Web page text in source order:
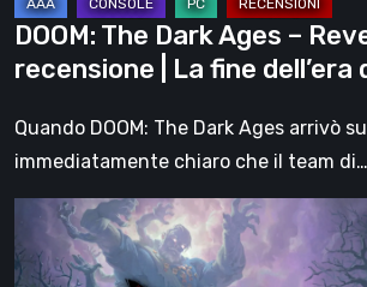
fine
dell’era
dello
DOOM: The Dark Ages –
recensione | La fine dell’era
Quando DOOM: The Dark Ages arrivò
immediatamente chiaro che il team di…
Clock:
Cursed